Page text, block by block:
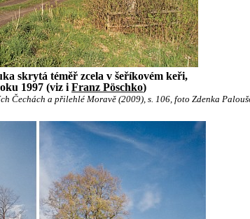
skrytá téměř zcela v šeříkovém keři,
1997 (viz i Franz Pöschko)
Čechách a přilehlé Moravě (2009), s. 106, foto Zdenka